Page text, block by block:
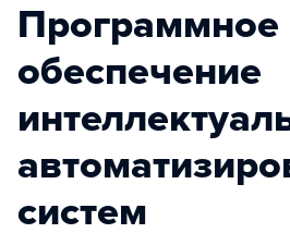
Программное
обеспечение
систем